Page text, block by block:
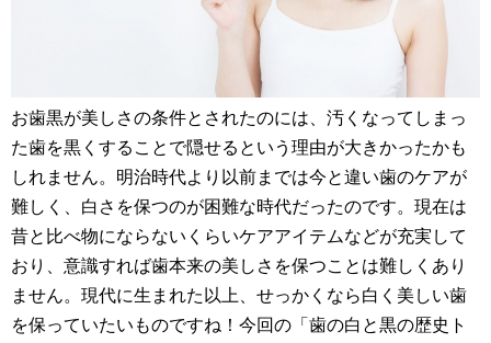
お歯黒が美しさの条件とされたのには、汚くなってしまっ
た歯を黒くすることで隠せるという理由が大きかったかも
しれません。明治時代より以前までは今と違い歯のケアが
難しく、白さを保つのが困難な時代だったのです。現在は
昔と比べ物にならないくらいケアアイテムなどが充実して
おり、意識すれば歯本来の美しさを保つことは難しくあり
ません。現代に生まれた以上、せっかくなら白く美しい歯
を保っていたいものですね！今回の「歯の白と黒の歴史ト